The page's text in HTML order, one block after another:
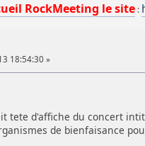
RockMeeting le site:
18:54:30 »
tete d'affiche du concert
de bienfaisance